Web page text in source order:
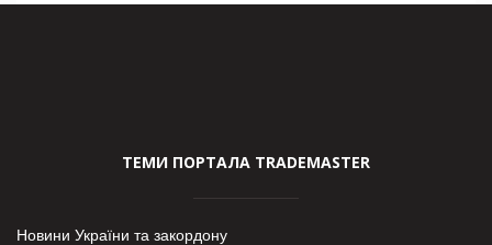
ТЕМИ ПОРТАЛА TRADEMASTER
Новини України та закордону